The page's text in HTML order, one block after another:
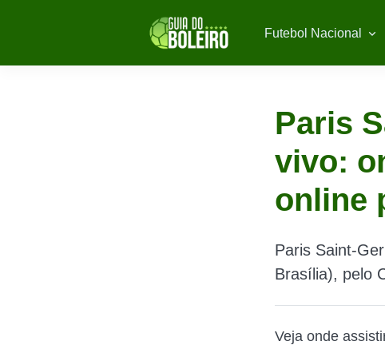
Futebol Nacional
Paris
vivo:
online
Paris Saint-
Brasília), pelo
Veja onde